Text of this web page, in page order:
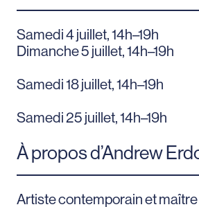
Samedi 4 juillet, 14h–19h
Dimanche 5 juillet, 14h–19h
Samedi 18 juillet, 14h–19h
Samedi 25 juillet, 14h–19h
À propos d’Andrew
Artiste contemporain et